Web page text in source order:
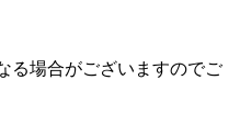
る場合がございますのでご